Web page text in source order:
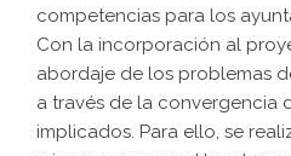
competencias para los
Con la incorporación al
abordaje de los problemas
a través de la convergencia
implicados. Para ello, se